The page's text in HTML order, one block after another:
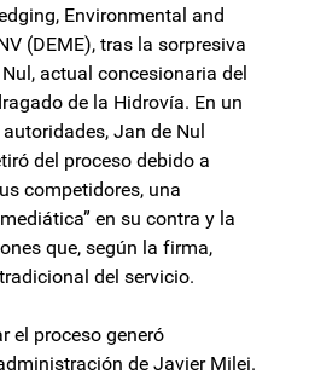
Environmental and
(DEME), tras la sorpresiva
actual concesionaria del
de la Hidrovía. En un
Jan de Nul
del proceso debido a
competidores, una
en su contra y la
que, según la firma,
del servicio.
el proceso generó
de Javier Milei.